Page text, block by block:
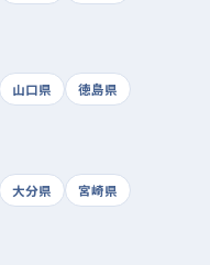
山口県
徳島県
大分県
宮崎県